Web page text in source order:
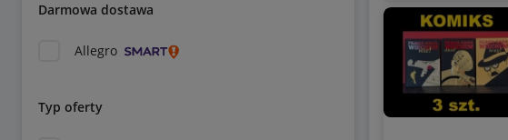
Darmowa dostawa
Allegro
Typ oferty